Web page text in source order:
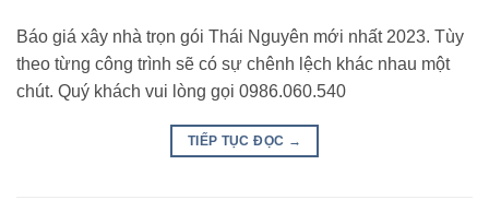
Báo giá xây nhà trọn gói Thái Nguyên mới nhất 2023. Tùy
theo từng công trình sẽ có sự chênh lệch khác nhau một
chút. Quý khách vui lòng gọi 0986.060.540
TIẾP TỤC ĐỌC →